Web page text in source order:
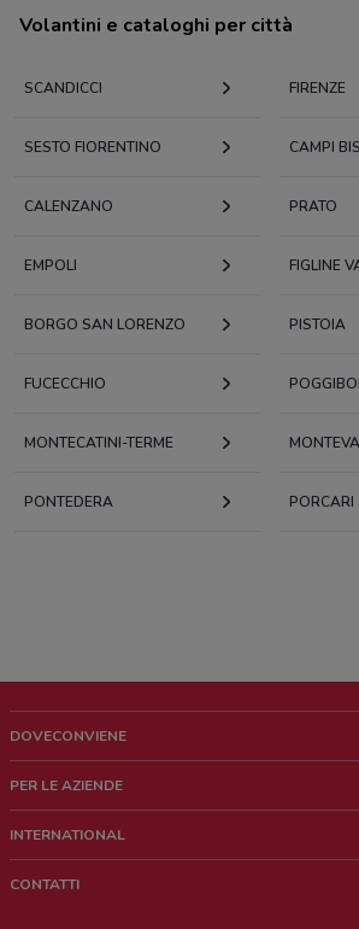
Volantini e cataloghi per città
SCANDICCI FIRENZE
SESTO FIORENTINO CAMPI
CALENZANO PRATO
EMPOLI FIGLINE
BORGO SAN LORENZO PISTOIA
FUCECCHIO
MONTECATINI-TERME
PONTEDERA PORCARI
DOVECONVIENE
Chi siamo
Lavora con noi
PER LE AZIENDE
Richieste commerciali e marketing
INTERNATIONAL
CONTATTI